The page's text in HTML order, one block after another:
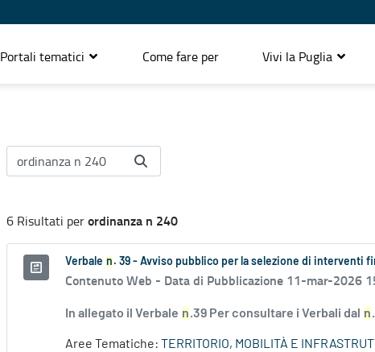
Portali tematici Come fare per Vivi la Puglia
6 Risultati perordinanza n 240
Verbale n . 39 - Avviso pubblico per la selezione di interventi
Contenuto Web - Data di Pubblicazione 11-mar-2026
In allegato il Verbale n.39 Per consultare i Verbali dal n
Aree Tematiche: TERRITORIO, MOBILITÀ E